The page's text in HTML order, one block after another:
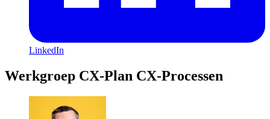
LinkedIn
Werkgroep CX-Plan CX-Processen